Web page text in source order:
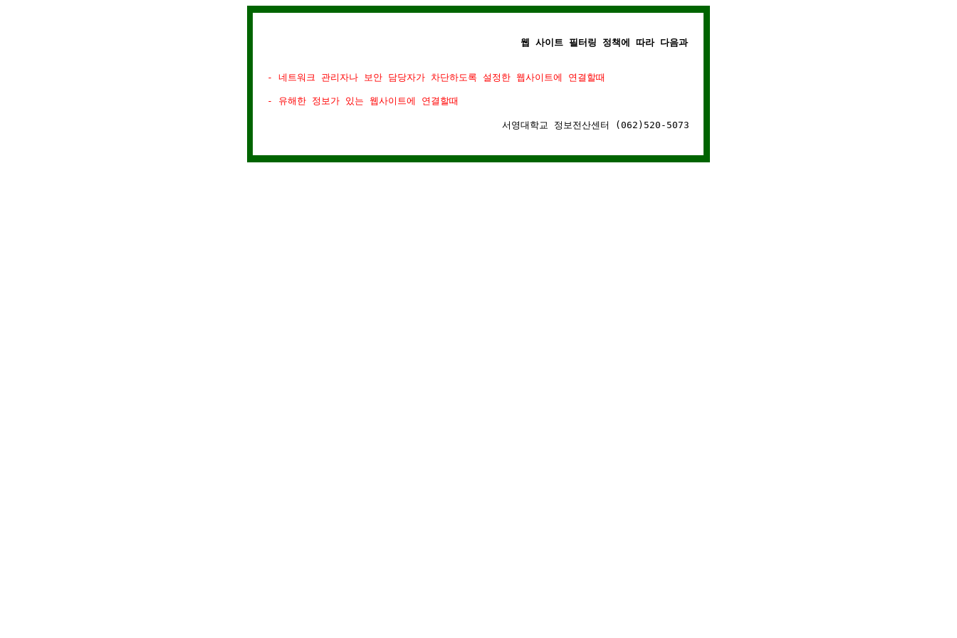
웹 사이트 필터링 정책에 따라 다음과 같은 경우에는 웹사이트 연결이 차단됩니다.
- 네트워크 관리자나 보안 담당자가 차단하도록 설정한 웹사이트에 연결할때
- 유해한 정보가 있는 웹사이트에 연결할때
서영대학교 정보전산센터 (062)520-5073